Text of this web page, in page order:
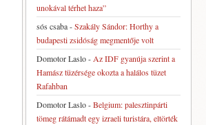
unokával térhet haza”
sós csaba-Szakály Sándor: Horthy a
budapesti zsidóság megmentője volt
Domotor Laslo- Az IDF gyanúja szerint a
Hamász tüzérsége okozta a halálos tüzet
Rafahban
Domotor Laslo-Belgium: palesztinpárti
tömeg rátámadt egy izraeli turistára, eltörték